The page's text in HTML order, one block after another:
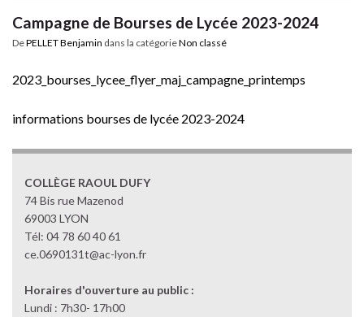
Campagne de Bourses de Lycée 2023-2024
DePELLET Benjamin dans la catégorieNon classé
2023_bourses_lycee_flyer_maj_campagne_printemps
informations bourses de lycée 2023-2024
COLLÈGE RAOUL DUFY
74 Bis rue Mazenod
69003 LYON
Tél: 04 78 60 40 61
ce.0690131t@ac-lyon.fr
Horaires d'ouverture au public :
Lundi : 7h30- 17h00